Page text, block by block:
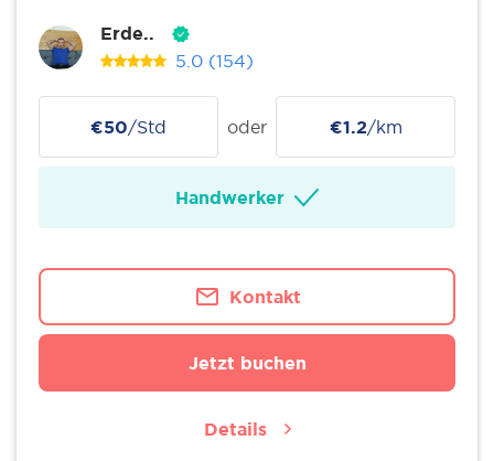
Erde..
5.0 (154)
€50/Std oder €1.2/km
Handwerker
Kontakt
Jetzt buchen
Details